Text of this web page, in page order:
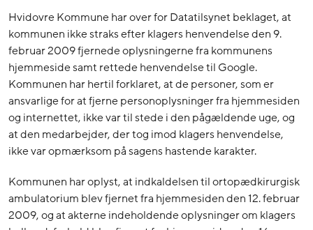
Hvidovre Kommune har over for Datatilsynet beklaget, at
kommunen ikke straks efter klagers henvendelse den 9.
februar 2009 fjernede oplysningerne fra kommunens
hjemmeside samt rettede henvendelse til Google.
Kommunen har hertil forklaret, at de personer, som er
ansvarlige for at fjerne personoplysninger fra hjemmesiden
og internettet, ikke var til stede i den pågældende uge, og
at den medarbejder, der tog imod klagers henvendelse,
ikke var opmærksom på sagens hastende karakter.
Kommunen har oplyst, at indkaldelsen til ortopædkirurgisk
ambulatorium blev fjernet fra hjemmesiden den 12. februar
2009, og at akterne indeholdende oplysninger om klagers